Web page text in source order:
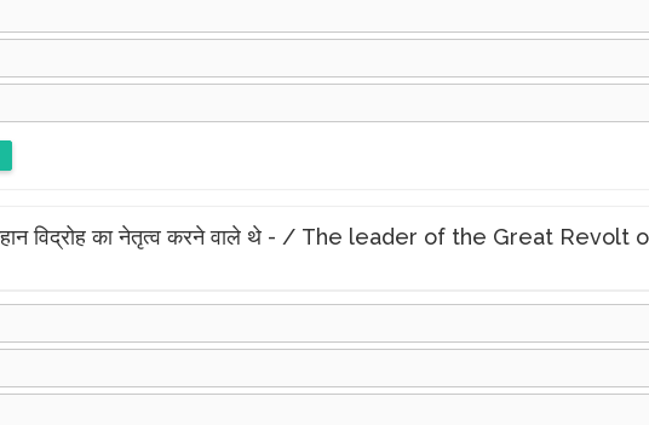
महान विद्रोह का नेतृत्व करने वाले थे - / The leader of the Great